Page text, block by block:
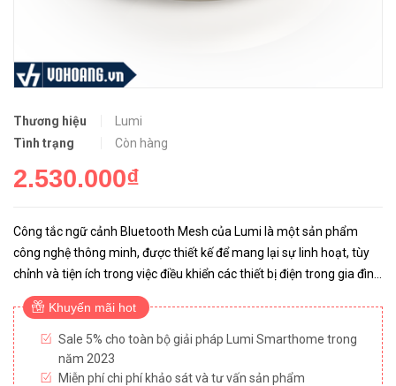
Thương hiệu
Lumi
Tình trạng
Còn hàng
2.530.000₫
Công tắc ngữ cảnh Bluetooth Mesh của Lumi là một sản phẩm
công nghệ thông minh, được thiết kế để mang lại sự linh hoạt, tùy
chỉnh và tiện ích trong việc điều khiển các thiết bị điện trong gia đình
Khuyến mãi hot
Sale 5% cho toàn bộ giải pháp Lumi Smarthome trong
năm 2023
Miễn phí chi phí khảo sát và tư vấn sản phẩm